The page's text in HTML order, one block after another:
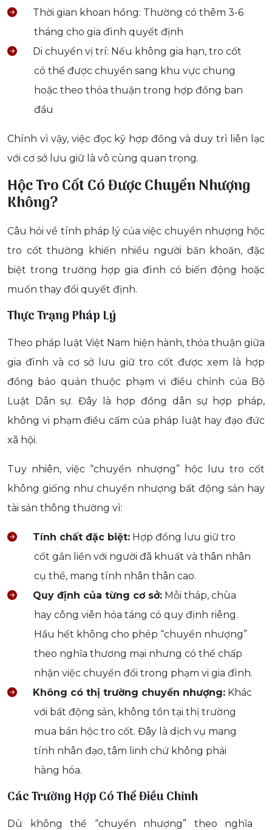
Thời gian khoan hồng: Thường có thêm 3-6
tháng cho gia đình quyết định
Di chuyển vị trí: Nếu không gia hạn, tro cốt
có thể được chuyển sang khu vực chung
hoặc theo thỏa thuận trong hợp đồng ban
đầu
Chính vì vậy, việc đọc kỹ hợp đồng và duy trì liên lạc
với cơ sở lưu giữ là vô cùng quan trọng.
Hộc Tro Cốt Có Được Chuyển Nhượng
Không?
Câu hỏi về tính pháp lý của việc chuyển nhượng hộc
tro cốt thường khiến nhiều người băn khoăn, đặc
biệt trong trường hợp gia đình có biến động hoặc
muốn thay đổi quyết định.
Thực Trạng Pháp Lý
Theo pháp luật Việt Nam hiện hành, thỏa thuận giữa
gia đình và cơ sở lưu giữ tro cốt được xem là hợp
đồng bảo quản thuộc phạm vi điều chỉnh của Bộ
Luật Dân sự. Đây là hợp đồng dân sự hợp pháp,
không vi phạm điều cấm của pháp luật hay đạo đức
xã hội.
Tuy nhiên, việc “chuyển nhượng” hộc lưu tro cốt
không giống như chuyển nhượng bất động sản hay
tài sản thông thường vì:
Tính chất đặc biệt: Hợp đồng lưu giữ tro
cốt gắn liền với người đã khuất và thân nhân
cụ thể, mang tính nhân thân cao.
Quy định của từng cơ sở: Mỗi tháp, chùa
hay công viên hỏa táng có quy định riêng.
Hầu hết không cho phép “chuyển nhượng”
theo nghĩa thương mại nhưng có thể chấp
nhận việc chuyển đổi trong phạm vi gia đình.
Không có thị trường chuyển nhượng: Khác
với bất động sản, không tồn tại thị trường
mua bán hộc tro cốt. Đây là dịch vụ mang
tính nhân đạo, tâm linh chứ không phải
hàng hóa.
Các Trường Hợp Có Thể Điều Chỉnh
Dù không thể “chuyển nhượng” theo nghĩa